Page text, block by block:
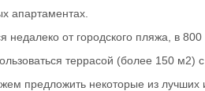
апартаментах.
недалеко от городского пляжа, в
террасой (более 150
предложить некоторые из